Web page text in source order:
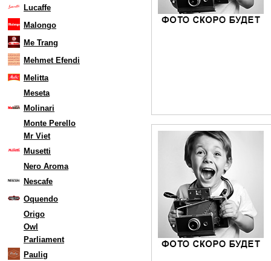
Lucaffe
Malongo
Me Trang
Mehmet Efendi
Melitta
Meseta
Molinari
Monte Perello
Mr Viet
Musetti
Nero Aroma
Nescafe
Oquendo
Origo
Owl
Parliament
Paulig